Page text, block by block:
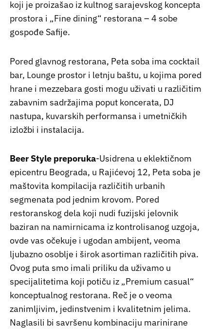
koji je proizašao iz kultnog sarajevskog koncepta
prostora i „Fine dining“ restorana – 4 sobe
gospođe Safije.
Pored glavnog restorana, Peta soba ima cocktail
bar, Lounge prostor i letnju baštu, u kojima pored
hrane i mezzebara gosti mogu uživati u različitim
zabavnim sadržajima poput koncerata, DJ
nastupa, kuvarskih performansa i umetničkih
izložbi i instalacija.
Beer Style preporuka-Usidrena u eklektičnom
epicentru Beograda, u Rajićevoj 12, Peta soba je
maštovita kompilacija različitih urbanih
segmenata pod jednim krovom. Pored
restoranskog dela koji nudi fuzijski jelovnik
baziran na namirnicama iz kontrolisanog uzgoja,
ovde vas očekuje i ugodan ambijent, veoma
ljubazno osoblje i širok asortiman različitih piva.
Ovog puta smo imali priliku da uživamo u
specijalitetima koji potiču iz „Premium casual“
konceptualnog restorana. Reč je o veoma
zanimljivim, jedinstvenim i kvalitetnim jelima.
Naglasili bi savršenu kombinaciju marinirane